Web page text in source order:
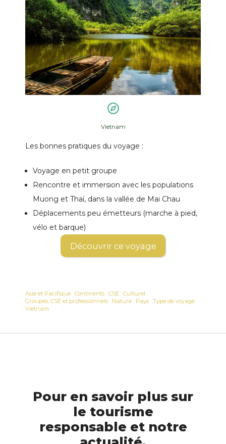
Vietnam
Les bonnes pratiques du voyage :
Voyage en petit groupe
Rencontre et immersion avec les populations
Muong et Thaï, dans la vallée de Mai Chau
Déplacements peu émetteurs (marche à pied,
vélo et barque)
Découvrir ce voyage
Asie et Pacifique Continents CSE Culturel
Groupes, CSE et professionnels
Nature Pays Type de voyage
Vietnam
Pour en savoir plus sur
le tourisme
responsable et notre